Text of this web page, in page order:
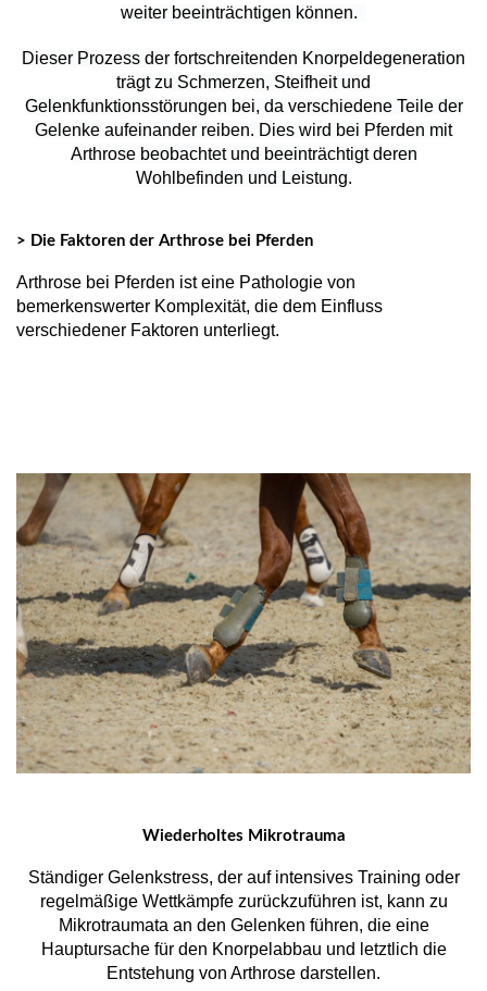
weiter beeinträchtigen können.
Dieser Prozess der fortschreitenden Knorpeldegeneration
trägt zu Schmerzen, Steifheit und
Gelenkfunktionsstörungen bei, da verschiedene Teile der
Gelenke aufeinander reiben. Dies wird bei Pferden mit
Arthrose beobachtet und beeinträchtigt deren
Wohlbefinden und Leistung.
> Die Faktoren der Arthrose bei Pferden
Arthrose bei Pferden ist eine Pathologie von
bemerkenswerter Komplexität, die dem Einfluss
verschiedener Faktoren unterliegt.
Wiederholtes Mikrotrauma
Ständiger Gelenkstress, der auf intensives Training oder
regelmäßige Wettkämpfe zurückzuführen ist, kann zu
Mikrotraumata an den Gelenken führen, die eine
Hauptursache für den Knorpelabbau und letztlich die
Entstehung von Arthrose darstellen.